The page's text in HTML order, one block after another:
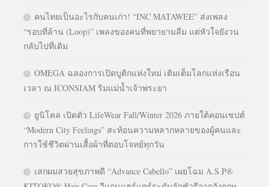
คนไทยเป็นอะไรกับคนเก่า! “INC MATAWEE” ส่งเพลง
“รอบที่ล้าน (Loop)” เพลงของคนที่พยายามลืม แต่หัวใจยังวน
กลับไปที่เดิม
OMEGA ฉลองการเปิดบูติกแห่งใหม่ เติมเต็มโลกแห่งเรือน
เวลา ณ ICONSIAM ริมแม่น้ำเจ้าพระยา
ยูนิโคล่ เปิดตัว LifeWear Fall/Winter 2026 ภายใต้คอนเซปต์
“Modern City Feelings” สะท้อนความหลากหลายของผู้คนและ
การใช้ชีวิตผ่านเสื้อผ้าที่ตอบโจทย์ทุกวัน
เสกผมสวยสุขภาพดี “Advance Cabello” เผยโฉม A.S.P®